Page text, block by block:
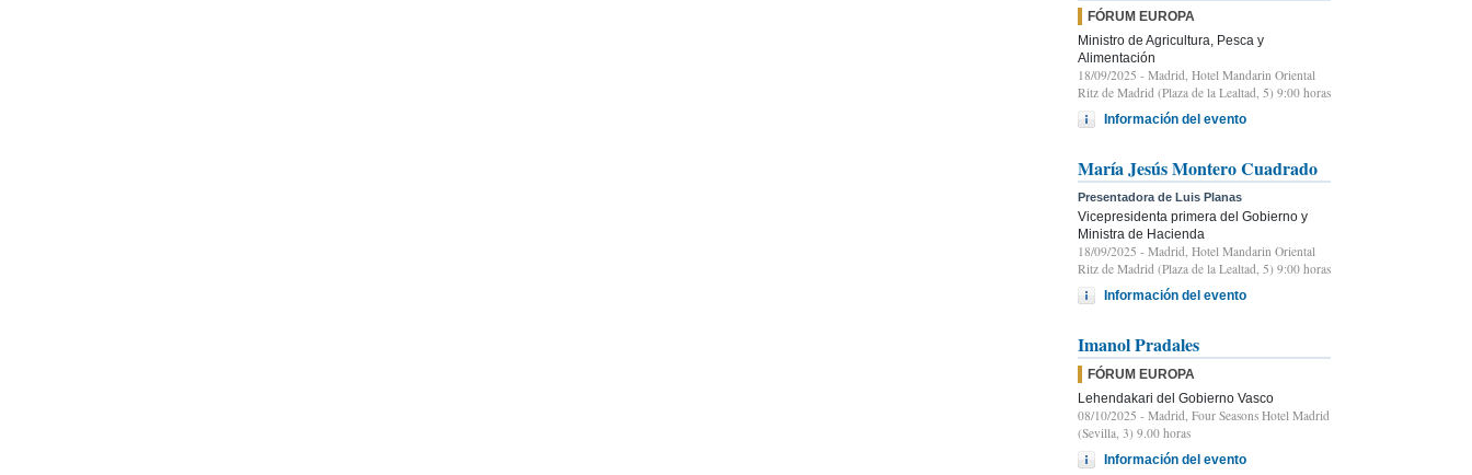
FÓRUM EUROPA
Ministro de Agricultura, Pesca y
Alimentación
18/09/2025 - Madrid, Hotel Mandarin Oriental
Ritz de Madrid (Plaza de la Lealtad, 5) 9:00 horas
Información del evento
María Jesús Montero Cuadrado
Presentadora de Luis Planas
Vicepresidenta primera del Gobierno y
Ministra de Hacienda
18/09/2025 - Madrid, Hotel Mandarin Oriental
Ritz de Madrid (Plaza de la Lealtad, 5) 9:00 horas
Información del evento
Imanol Pradales
FÓRUM EUROPA
Lehendakari del Gobierno Vasco
08/10/2025 - Madrid, Four Seasons Hotel Madrid
(Sevilla, 3) 9.00 horas
Información del evento